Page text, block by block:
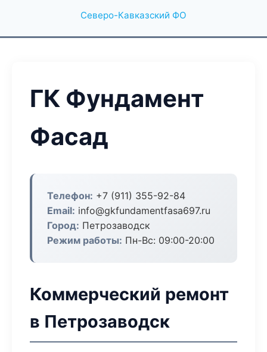
Северо-Кавказский ФО
ГК Фундамент
Фасад
Телефон: +7 (911) 355-92-84
Email: info@gkfundamentfasa697.ru
Город: Петрозаводск
Режим работы: Пн-Вс: 09:00-20:00
Коммерческий ремонт
в Петрозаводск